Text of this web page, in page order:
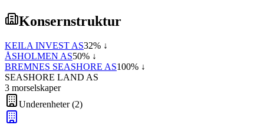
Konsernstruktur
KEILA INVEST AS32% ↓
ÅSHOLMEN AS50% ↓
BREMNES SEASHORE AS100% ↓
SEASHORE LAND AS
3 morselskaper
Underenheter(2)